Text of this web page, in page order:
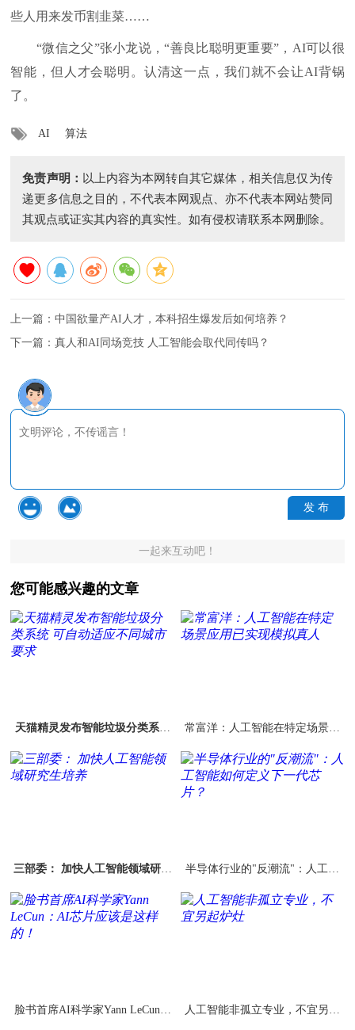
些人用来发币割韭菜……
“微信之父”张小龙说，“善良比聪明更重要”，AI可以很
智能，但人才会聪明。认清这一点，我们就不会让AI背锅
了。
AI 算法
免责声明： 以上内容为本网转自其它媒体，相关信息仅为传
递更多信息之目的，不代表本网观点、亦不代表本网站赞同
其观点或证实其内容的真实性。如有侵权请联系本网删除。
上一篇：中国欲量产AI人才，本科招生爆发后如何培养？
下一篇：真人和AI同场竞技 人工智能会取代同传吗？
发 布
一起来互动吧！
您可能感兴趣的文章
天猫精灵发布智能垃圾分类系统
常富洋：人工智能在特定场景应
三部委： 加快人工智能领域研究
半导体行业的"反潮流"：人工智
脸书首席AI科学家Yann LeCun：
人工智能非孤立专业，不宜另起